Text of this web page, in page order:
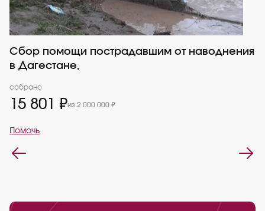
Сбор помощи пострадавшим от наводнения
в Дагестане,
собрано
15 801 ₽из 2 000 000 ₽
Помочь